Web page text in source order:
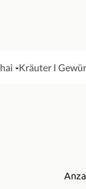
Kräuter I